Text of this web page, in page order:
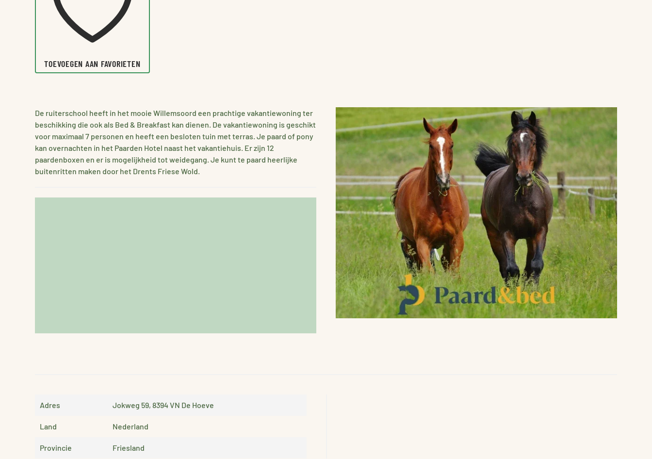
TOEVOEGEN AAN FAVORIETEN
De ruiterschool heeft in het mooie Willemsoord een prachtige vakantiewoning ter
beschikking die ook als Bed & Breakfast kan dienen. De vakantiewoning is geschikt
voor maximaal 7 personen en heeft een besloten tuin met terras. Je paard of pony
kan overnachten in het Paarden Hotel naast het vakantiehuis. Er zijn 12
paardenboxen en er is mogelijkheid tot weidegang. Je kunt te paard heerlijke
buitenritten maken door het Drents Friese Wold.
VERGROTEN
Adres Jokweg 59, 8394 VN De Hoeve
Land Nederland
Provincie Friesland